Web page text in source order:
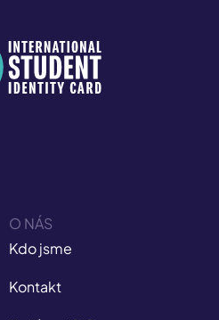
O NÁS
Kdo jsme
Kontakt